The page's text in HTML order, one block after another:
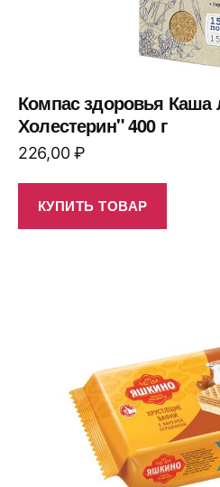
Компас здоровья
Холестерин" 400 г
226,00₽
КУПИТЬ ТОВАР